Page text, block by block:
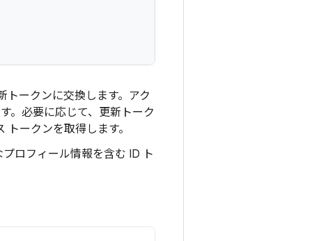
トークンに交換します。アク
。必要に応じて、更新トーク
ークンを取得します。
ロフィール情報を含む ID ト